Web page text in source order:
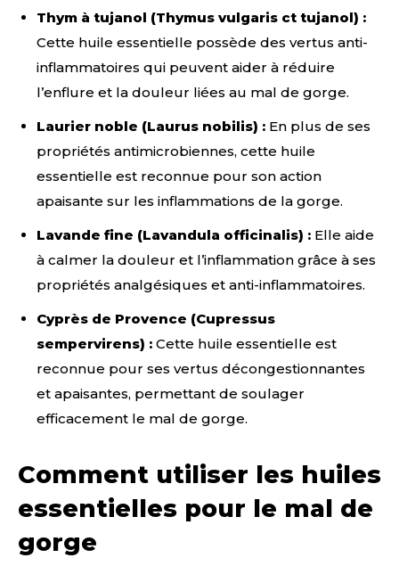
Thym à tujanol (Thymus vulgaris ct tujanol) :
Cette huile essentielle possède des vertus anti-
inflammatoires qui peuvent aider à réduire
l’enflure et la douleur liées au mal de gorge.
Laurier noble (Laurus nobilis) : En plus de ses
propriétés antimicrobiennes, cette huile
essentielle est reconnue pour son action
apaisante sur les inflammations de la gorge.
Lavande fine (Lavandula officinalis) : Elle aide
à calmer la douleur et l’inflammation grâce à ses
propriétés analgésiques et anti-inflammatoires.
Cyprès de Provence (Cupressus
sempervirens) : Cette huile essentielle est
reconnue pour ses vertus décongestionnantes
et apaisantes, permettant de soulager
efficacement le mal de gorge.
Comment utiliser les huiles
essentielles pour le mal de
gorge